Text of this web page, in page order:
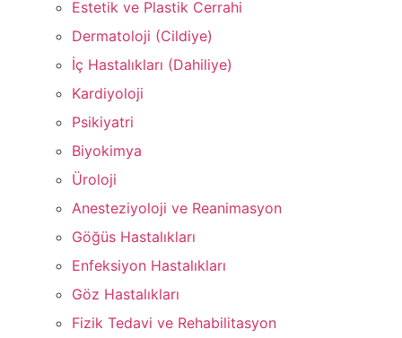
Estetik ve Plastik Cerrahi
Dermatoloji (Cildiye)
İç Hastalıkları (Dahiliye)
Kardiyoloji
Psikiyatri
Biyokimya
Üroloji
Anesteziyoloji ve Reanimasyon
Göğüs Hastalıkları
Enfeksiyon Hastalıkları
Göz Hastalıkları
Fizik Tedavi ve Rehabilitasyon